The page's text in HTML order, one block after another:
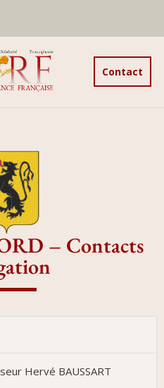
Contact
– Contacts
Hervé BAUSSART